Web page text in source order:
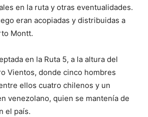
en la ruta y otras eventualidades.
eran acopiadas y distribuidas a
Montt.
en la Ruta 5, a la altura del
Vientos, donde cinco hombres
ellos cuatro chilenos y un
venezolano, quien se mantenía de
el país.